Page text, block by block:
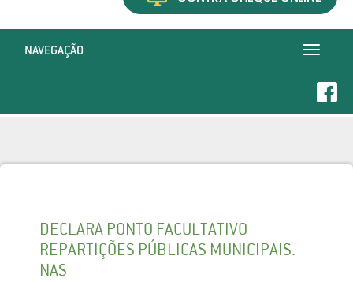
Toggle
NAVEGAÇÃO
DECLARA PONTO FACULTATIVO
REPARTIÇÕES PÚBLICAS MUNICIPAIS.
NAS